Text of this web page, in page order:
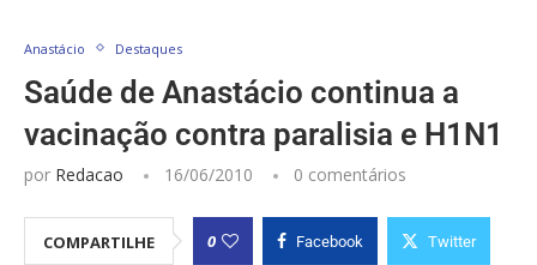
Anastácio Destaques
Saúde de Anastácio continua a
vacinação contra paralisia e H1N1
por Redacao 16/06/2010 0 comentários
COMPARTILHE 0 Facebook Twitter